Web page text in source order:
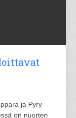
ja Pyry
on nuorten